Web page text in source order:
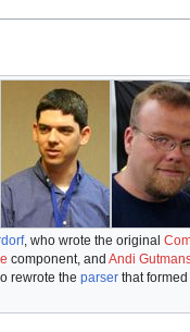
Rasmus
Gateway
Zeev Suraski